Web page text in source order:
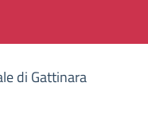
di Gattinara